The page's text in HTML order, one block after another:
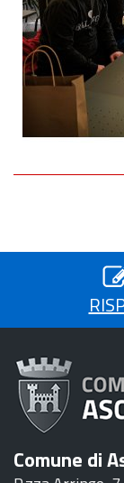
Comune di